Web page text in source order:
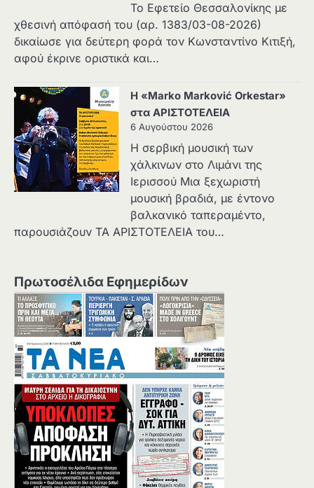
Το Εφετείο Θεσσαλονίκης με
χθεσινή απόφασή του (αρ. 1383/03-08-2026)
δικαίωσε για δεύτερη φορά τον Κωνσταντίνο Κιτιξή,
αφού έκρινε οριστικά και…
Η «Marko Marković Orkestar»
στα ΑΡΙΣΤΟΤΕΛΕΙΑ
6 Αυγούστου 2026
Η σερβική μουσική των
χάλκινων στο Λιμάνι της
Ιερισσού Μια ξεχωριστή
μουσική βραδιά, με έντονο
βαλκανικό ταπεραμέντο,
παρουσιάζουν ΤΑ ΑΡΙΣΤΟΤΕΛΕΙΑ του…
Πρωτοσέλιδα Εφημερίδων